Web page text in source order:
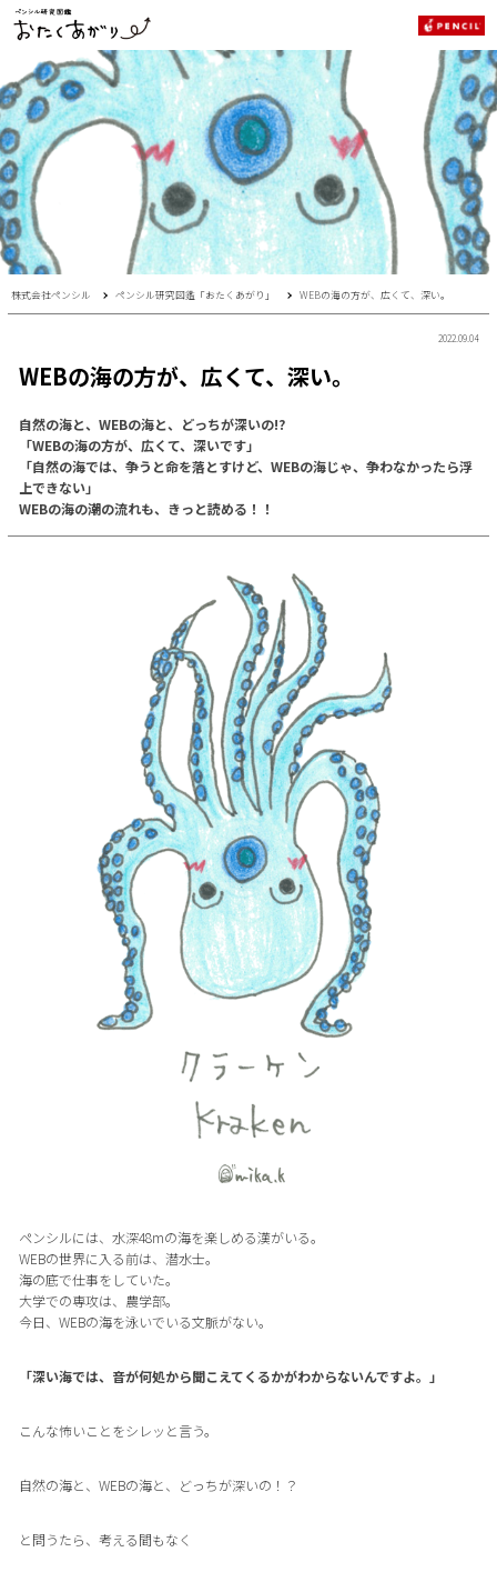
株式会社ペンシル ペンシル研究図鑑「おたくあがり」 WEBの海の方が、広くて、深い。
2022.09.04
WEBの海の方が、広くて、深い。
自然の海と、WEBの海と、どっちが深いの!?
「WEBの海の方が、広くて、深いです」
「自然の海では、争うと命を落とすけど、WEBの海じゃ、争わなかったら浮
上できない」
WEBの海の潮の流れも、きっと読める！！
ペンシルには、水深48mの海を楽しめる漢がいる。
WEBの世界に入る前は、潜水士。
海の底で仕事をしていた。
大学での専攻は、農学部。
今日、WEBの海を泳いでいる文脈がない。
「深い海では、音が何処から聞こえてくるかがわからないんですよ。」
こんな怖いことをシレッと言う。
自然の海と、WEBの海と、どっちが深いの！？
と問うたら、考える間もなく